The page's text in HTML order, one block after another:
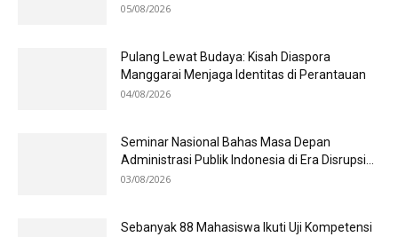
05/08/2026
Pulang Lewat Budaya: Kisah Diaspora
Manggarai Menjaga Identitas di Perantauan
04/08/2026
Seminar Nasional Bahas Masa Depan
Administrasi Publik Indonesia di Era Disrupsi...
03/08/2026
Sebanyak 88 Mahasiswa Ikuti Uji Kompetensi